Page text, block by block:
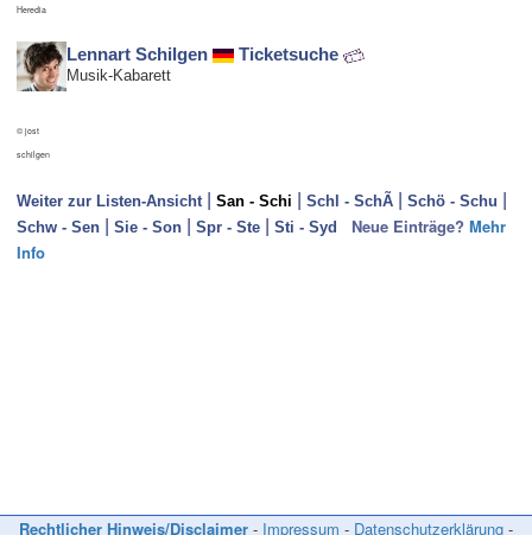
Heredia
© jost
schilgen
Lennart Schilgen Ticketsuche
Musik-Kabarett
Weiter zur Listen-Ansicht| San - Schi | Schl - SchÃ | Schö - Schu |
Schw - Sen | Sie - Son | Spr - Ste | Sti - Syd Neue Einträge? Mehr
Info
Rechtlicher Hinweis/Disclaimer - Impressum - Datenschutzerklärung -